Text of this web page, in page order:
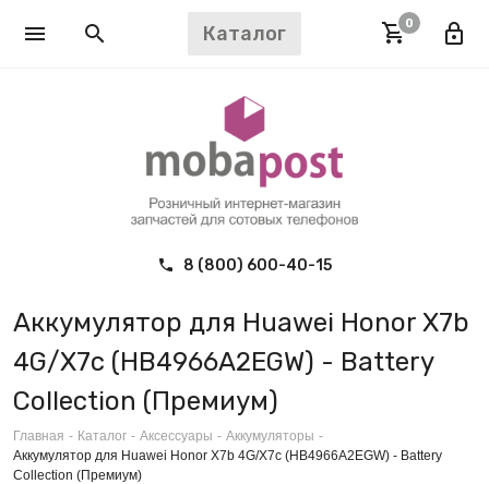
Каталог 0
8 (800) 600-40-15
Аккумулятор для Huawei Honor X7b
4G/X7c (HB4966A2EGW) - Battery
Collection (Премиум)
Главная - Каталог - Аксессуары - Аккумуляторы -
Аккумулятор для Huawei Honor X7b 4G/X7c (HB4966A2EGW) - Battery
Collection (Премиум)